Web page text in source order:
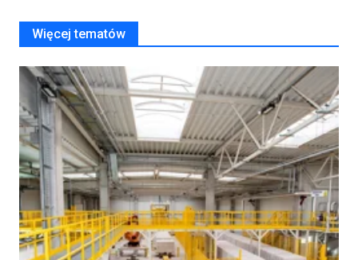
Więcej tematów